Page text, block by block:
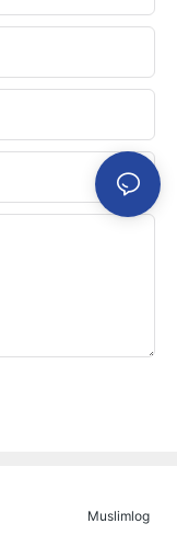
Muslimlog